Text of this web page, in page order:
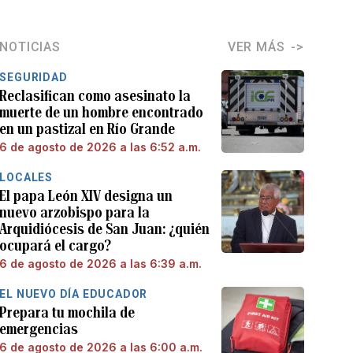
NOTICIAS VER MÁS
SEGURIDAD
Reclasifican como asesinato la
muerte de un hombre encontrado
en un pastizal en Río Grande
6 de agosto de 2026 a las 6:52 a.m.
LOCALES
El papa León XIV designa un
nuevo arzobispo para la
Arquidiócesis de San Juan: ¿quién
ocupará el cargo?
6 de agosto de 2026 a las 6:39 a.m.
EL NUEVO DÍA EDUCADOR
Prepara tu mochila de
emergencias
6 de agosto de 2026 a las 6:00 a.m.